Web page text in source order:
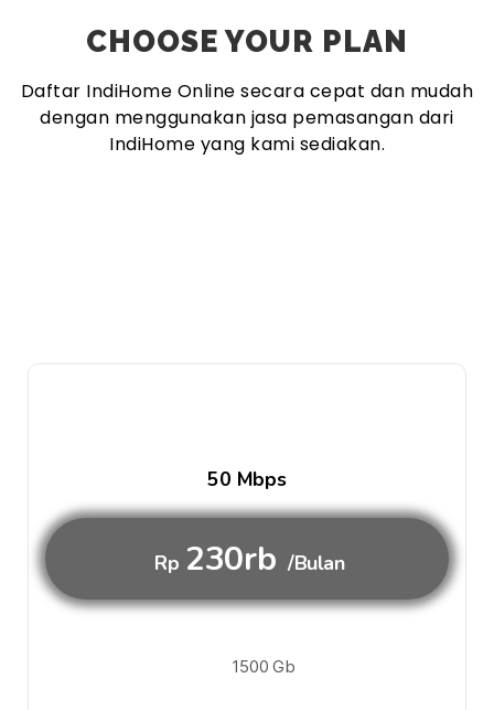
CHOOSE YOUR PLAN
Daftar IndiHome Online secara cepat dan mudah
dengan menggunakan jasa pemasangan dari
IndiHome yang kami sediakan.
50 Mbps
Rp 230rb /Bulan
1500 Gb